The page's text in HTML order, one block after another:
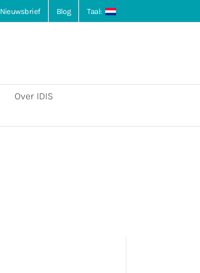
Nieuwsbrief Blog Taal:
Over IDIS